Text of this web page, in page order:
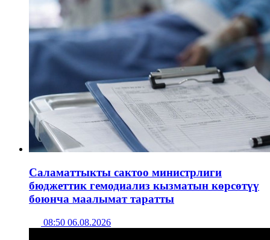
Саламаттыкты сактоо министрлиги
бюджеттик гемодиализ кызматын көрсөтүү
боюнча маалымат таратты
08:50 06.08.2026